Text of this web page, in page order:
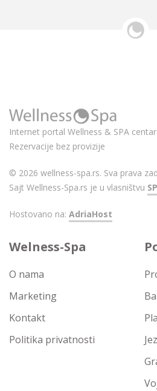
Internet portal Wellness & SPA
Rezervacije bez provizije
© 2026 wellness-spa.rs. Sva prava
Sajt Wellness-Spa.rs je u vlasništvu
Hostovano na: AdriaHost
Welness-Spa
O nama
Marketing
Kontakt
Politika privatnosti